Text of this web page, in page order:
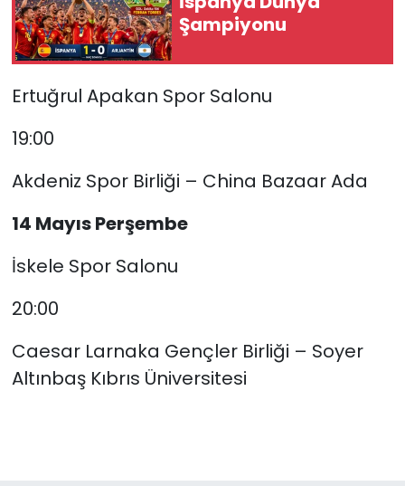
Şampiyonu
Ertuğrul Apakan Spor Salonu
19:00
Akdeniz Spor Birliği – China Bazaar Ada
14 Mayıs Perşembe
İskele Spor Salonu
20:00
Caesar Larnaka Gençler Birliği – Soyer
Altınbaş Kıbrıs Üniversitesi